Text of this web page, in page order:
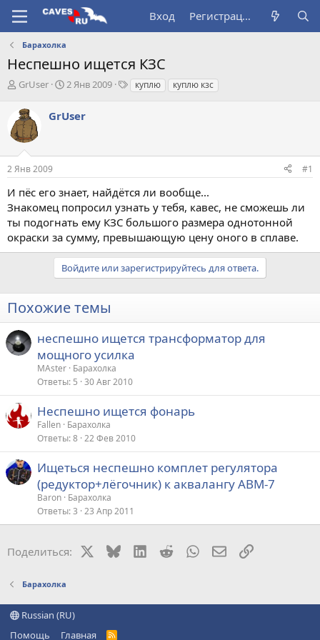
Вход Регистрация
Барахолка
Неспешно ищется КЗС
А
т
о
р
е
м
GrUser
Д
а
ч
а
2 Янв 2009
Ткуплю куплю кзс
GrUser
2 Янв 2009 #1
И пёс его знает, найдётся ли вообще...
Знакомец попросил узнать у тебя, кавес, не сможешь ли
ты подогнать ему КЗС большого размера однотонной
окраски за сумму, превышающую цену оного в сплаве.
Войдите или зарегистрируйтесь для ответа.
Похожие темы
неспешно ищется трансформатор для
мощного усилка
МАster Барахолка
Ответы 5 30 Авг 2010
Неспешно ищется фонарь
Fallen Барахолка
Ответы 8 22 Фев 2010
Ищеться неспешно комплет регулятора
(редуктор+лёгочник) к аквалангу АВМ-7
Baron Барахолка
Ответы 3 23 Апр 2011
Поделиться: BlueskyLinkedIn
RedditWhatsAppЭлектронная
Ссылка
Барахолка
Russian (RU)
Помощь
Главная
R